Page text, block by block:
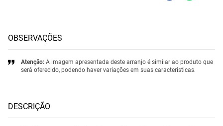
OBSERVAÇÕES
Atenção: A imagem apresentada deste arranjo é similar ao produto que
será oferecido, podendo haver variações em suas características.
DESCRIÇÃO